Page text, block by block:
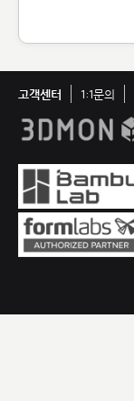
고객센터 1:1문의